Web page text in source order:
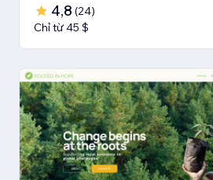
4,8 (24)
Chỉ từ 45 $